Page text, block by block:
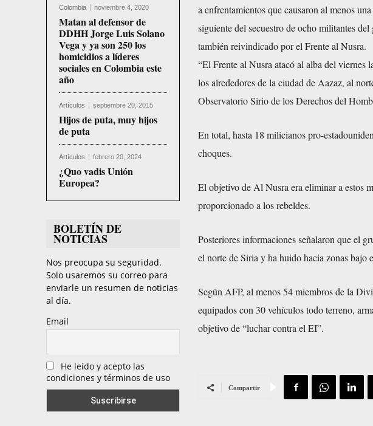
Colombia noviembre 4, 2020
Matan al defensor de
DDHH Jorge Luis Solano
Vega y ya son 250 los
homicidios a líderes
sociales en Colombia este
año
Artículos septiembre 20, 2015
Hijos de puta, muy hijos
de puta
Artículos febrero 20, 2024
¿Quo vadis Unión
Europea?
BOLETÍN DE
NOTICIAS
Nos preocupa su seguridad.
Solo usaremos su correo para
enviarle un resumen de noticias
al día.
Email
He leído y acepto las
condiciones y términos de uso
a enfrentamientos que causaron al menos
siguiente del secuestro de ocho militantes
también reivindicado por el Frente al Nusra.
“El Frente al Nusra atacó al alba del viernes
los alrededores de la ciudad de Aazaz, al
Observatorio Sirio de los Derechos del
En total, hasta 18 milicianos pro-
choques.
El objetivo de Al Nusra era eliminar a estos
proporcionado a los rebeldes.
Posteriores informaciones señalaron que el
el norte de Siria y ha huido hacia zonas bajo
Según AFP, al menos 54 miembros de la
equipados con 30 vehículos todo terreno,
objetivo de “luchar contra el EI”.
Compartir